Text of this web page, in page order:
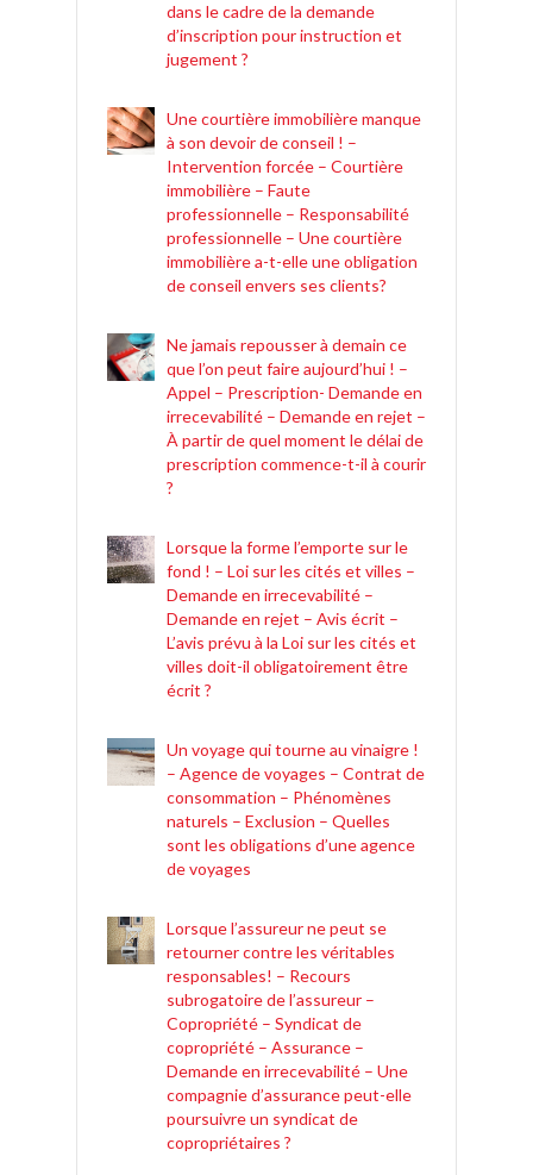
dans le cadre de la demande
d’inscription pour instruction et
jugement ?
Une courtière immobilière manque
à son devoir de conseil ! –
Intervention forcée – Courtière
immobilière – Faute
professionnelle – Responsabilité
professionnelle – Une courtière
immobilière a-t-elle une obligation
de conseil envers ses clients?
Ne jamais repousser à demain ce
que l’on peut faire aujourd’hui ! –
Appel – Prescription- Demande en
irrecevabilité – Demande en rejet –
À partir de quel moment le délai de
prescription commence-t-il à courir
?
Lorsque la forme l’emporte sur le
fond ! – Loi sur les cités et villes –
Demande en irrecevabilité –
Demande en rejet – Avis écrit –
L’avis prévu à la Loi sur les cités et
villes doit-il obligatoirement être
écrit ?
Un voyage qui tourne au vinaigre !
– Agence de voyages – Contrat de
consommation – Phénomènes
naturels – Exclusion – Quelles
sont les obligations d’une agence
de voyages
Lorsque l’assureur ne peut se
retourner contre les véritables
responsables! – Recours
subrogatoire de l’assureur –
Copropriété – Syndicat de
copropriété – Assurance –
Demande en irrecevabilité – Une
compagnie d’assurance peut-elle
poursuivre un syndicat de
copropriétaires ?